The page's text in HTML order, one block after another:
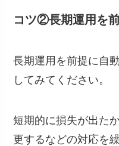
コツ②長期運用を
長期運用を前提に自
してみてください。
短期的に損失が出た
更するなどの対応を